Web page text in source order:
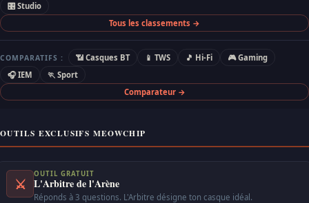
🎛 Studio
Tous les classements →
COMPARATIFS : 📶 Casques BT 📱 TWS 🎵 Hi-Fi
🎮 Gaming
🎧 IEM
🏃 Sport
Comparateur →
OUTILS EXCLUSIFS MEOWCHIP
⚔
OUTIL GRATUIT
L'Arbitre de l'Arène
Réponds à 3 questions. L'Arbitre désigne ton casque idéal.